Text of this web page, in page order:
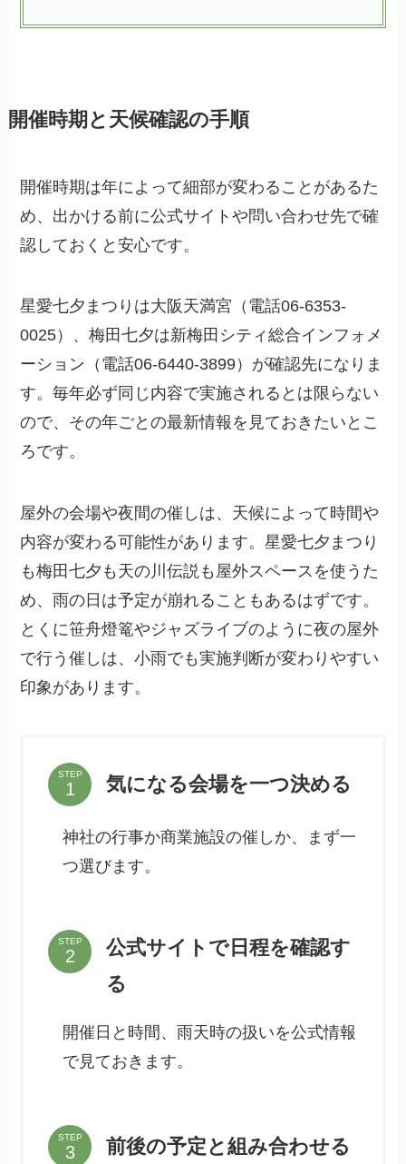
開催時期と天候確認の手順
開催時期は年によって細部が変わることがあるた
め、出かける前に公式サイトや問い合わせ先で確
認しておくと安心です。
星愛七夕まつりは大阪天満宮（電話06-6353-
0025）、梅田七夕は新梅田シティ総合インフォメ
ーション（電話06-6440-3899）が確認先になりま
す。毎年必ず同じ内容で実施されるとは限らない
ので、その年ごとの最新情報を見ておきたいとこ
ろです。
屋外の会場や夜間の催しは、天候によって時間や
内容が変わる可能性があります。星愛七夕まつり
も梅田七夕も天の川伝説も屋外スペースを使うた
め、雨の日は予定が崩れることもあるはずです。
とくに笹舟燈篭やジャズライブのように夜の屋外
で行う催しは、小雨でも実施判断が変わりやすい
印象があります。
STEP 気になる会場を一つ決める
神社の行事か商業施設の催しか、まず一
つ選びます。
STEP
公式サイトで日程を確認す
る
開催日と時間、雨天時の扱いを公式情報
で見ておきます。
STEP 前後の予定と組み合わせる